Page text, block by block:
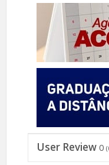
User Review 0 (